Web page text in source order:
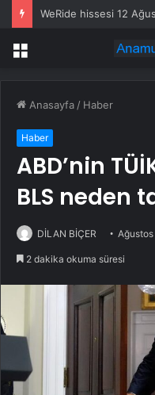
Menü
Anasayfa / Haber
Haber
ABD’nin
BLS neden
DİLAN BİÇER
2 dakika okuma süresi